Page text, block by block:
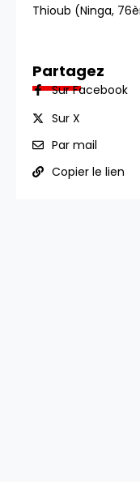
Thioub (Ninga,
Partagez
Sur Facebook
Sur X
Par mail
Copier le lien